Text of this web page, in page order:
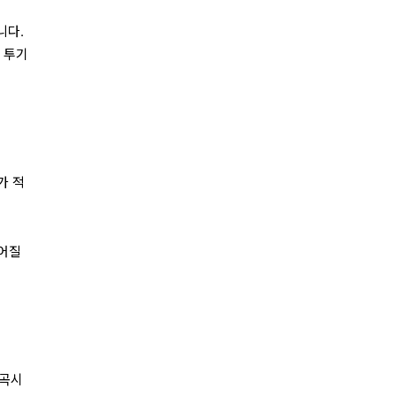
다.
기
적
질
시